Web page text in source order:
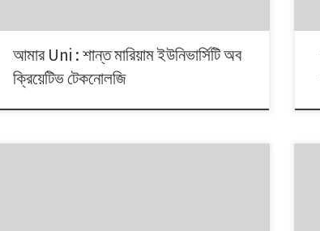
আমার Uni : শান্ত মারিয়াম ইউনিভার্সিটি অব
ক্রিয়েটিভ টেকনোলজি